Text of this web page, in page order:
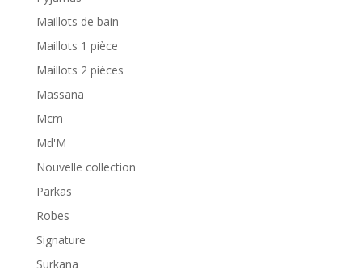
Maillots de bain
Maillots 1 pièce
Maillots 2 pièces
Massana
Mcm
Md'M
Nouvelle collection
Parkas
Robes
Signature
Surkana